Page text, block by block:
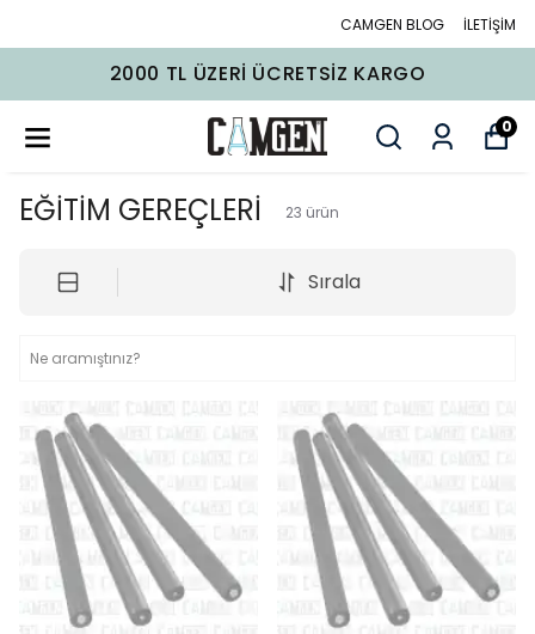
CAMGEN BLOG İLETİŞİM
2000 TL ÜZERI ÜCRETSIZ KARGO
0
EĞİTİM GEREÇLERİ 23 ürün
Sırala